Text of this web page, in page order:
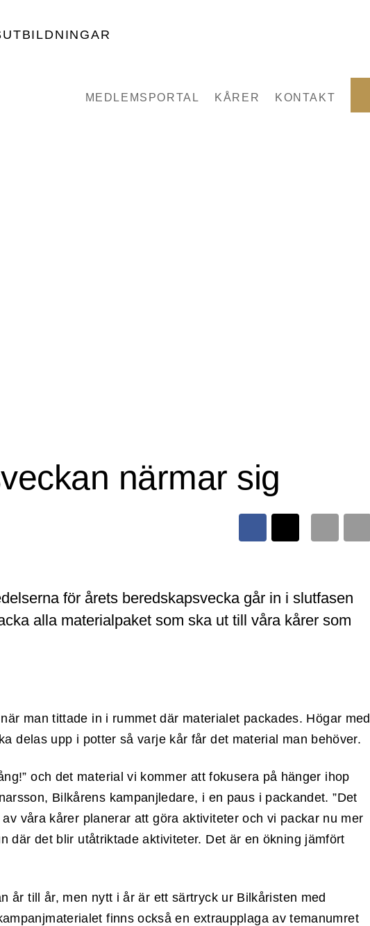
MEDLEMSPORTAL KÅRER KONTAKT
närmar sig
för årets beredskapsvecka går in i slutfasen
alla materialpaket som ska ut till våra kårer som
man tittade in i rummet där materialet packades. Högar med
delas upp i potter så varje kår får det material man behöver.
och det material vi kommer att fokusera på hänger ihop
Bilkårens kampanjledare, i en paus i packandet. ”Det
våra kårer planerar att göra aktiviteter och vi packar nu mer
där det blir utåtriktade aktiviteter. Det är en ökning jämfört
år till år, men nytt i år är ett särtryck ur Bilkåristen med
finns också en extraupplaga av temanumret